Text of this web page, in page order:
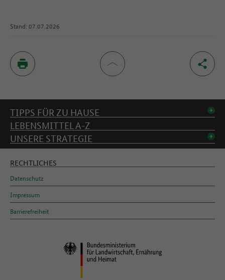
Stand: 07.07.2026
Inhaltsverzeichnis
TIPPS FÜR ZU HAUSE
LEBENSMITTEL A-Z
UNSERE STRATEGIE
RECHTLICHES
Datenschutz
Impressum
Barrierefreiheit